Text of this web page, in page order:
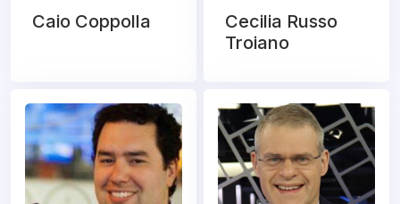
Caio Coppolla
Cecilia Russo
Troiano